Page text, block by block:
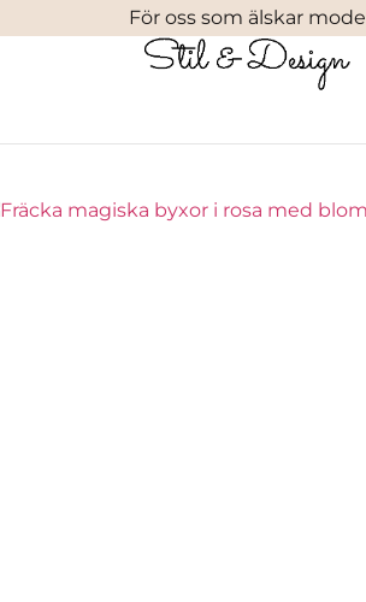
För oss som älskar mode